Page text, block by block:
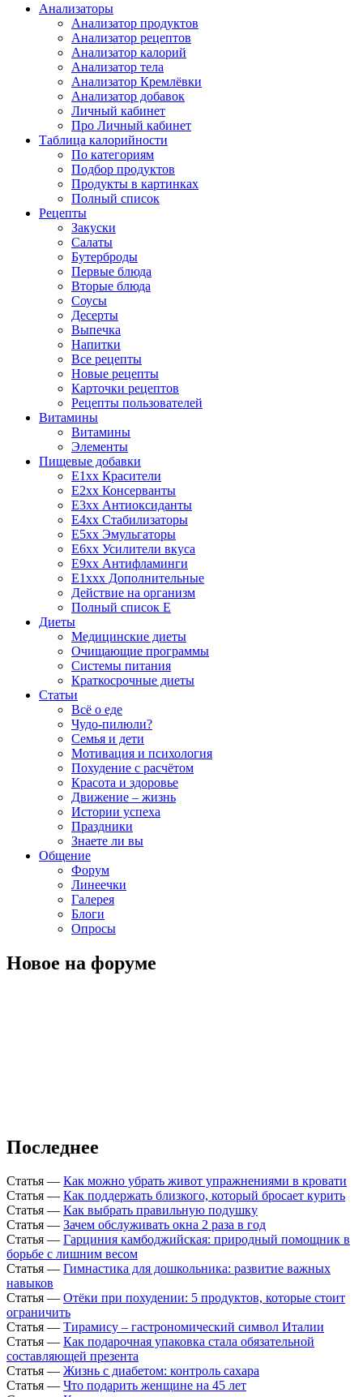
Анализаторы
Анализатор продуктов
Анализатор рецептов
Анализатор калорий
Анализатор тела
Анализатор Кремлёвки
Анализатор добавок
Личный кабинет
Про Личный кабинет
Таблица калорийности
По категориям
Подбор продуктов
Продукты в картинках
Полный список
Рецепты
Закуски
Салаты
Бутерброды
Первые блюда
Вторые блюда
Соусы
Десерты
Выпечка
Напитки
Все рецепты
Новые рецепты
Карточки рецептов
Рецепты пользователей
Витамины
Витамины
Элементы
Пищевые добавки
E1xx Красители
E2xx Консерванты
E3xx Антиоксиданты
E4xx Стабилизаторы
E5xx Эмульгаторы
E6xx Усилители вкуса
E9xx Антифламинги
E1xxx Дополнительные
Действие на организм
Полный список E
Диеты
Медицинские диеты
Очищающие программы
Системы питания
Краткосрочные диеты
Статьи
Всё о еде
Чудо-пилюли?
Семья и дети
Мотивация и психология
Похудение с расчётом
Красота и здоровье
Движение – жизнь
Истории успеха
Праздники
Знаете ли вы
Общение
Форум
Линеечки
Галерея
Блоги
Опросы
Новое на форуме
Последнее
Статья — Как можно убрать живот упражнениями в кровати
Статья — Как поддержать близкого, который бросает курить
Статья — Как выбрать правильную подушку
Статья — Зачем обслуживать окна 2 раза в год
Статья — Гарциния камбоджийская: природный помощник в
борьбе с лишним весом
Статья — Гимнастика для дошкольника: развитие важных
навыков
Статья — Отёки при похудении: 5 продуктов, которые стоит
ограничить
Статья — Тирамису – гастрономический символ Италии
Статья — Как подарочная упаковка стала обязательной
составляющей презента
Статья — Жизнь с диабетом: контроль сахара
Статья — Что подарить женщине на 45 лет